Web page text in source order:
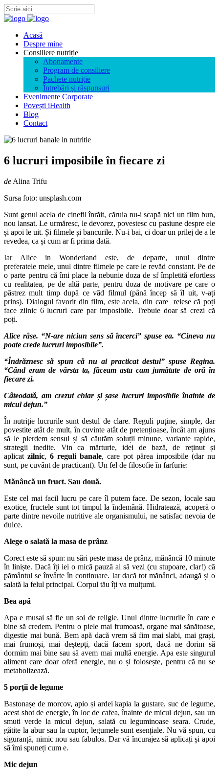
Acasă
Despre mine
Consiliere nutriție
Abonamente
Program de consiliere
Pachete nutriție
Întrebări și răspunsuri
Evenimente Corporate
Povești iHealth
Blog
Contact
6 lucruri imposibile în fiecare zi
de Alina Trifu
Sursa foto: unsplash.com
Sunt genul acela de cinefil înrăit, căruia nu-i scapă nici un film bun,
nou lansat. Le urmăresc, le devorez, povestesc cu pasiune despre ele
și apoi le uit. Și filmele și bancurile. Nu-i bai, ci doar un prilej de a le
revedea, ca și cum ar fi prima dată.
Iar Alice in Wonderland este, de departe, unul dintre
preferatele mele, unul dintre filmele pe care le revăd constant. Pe de
o parte pentru că îmi place la nebunie doza de sf împletită efortless
cu realitatea, pe de altă parte, pentru doza de motivare pe care o
păstrez mult timp după ce văd filmul (până încep să îl uit, v-ați
prins). Dialogul favorit din film, este acela, din care reiese că poți
face zilnic 6 lucruri care par imposibile. Trebuie doar să crezi că
poți.
Alice râse. “N-are niciun sens să încerci” spuse ea. “Cineva nu
poate crede lucruri imposibile”.
“Îndrăznesc să spun că nu ai practicat destul” spuse Regina.
“Când eram de vârsta ta, făceam asta cam jumătate de oră în
fiecare zi.
Câteodată, am crezut chiar și șase lucruri imposibile înainte de
micul dejun.”
În nutriție lucrurile sunt destul de clare. Reguli puține, simple, dar
povestite atât de mult, în cuvinte atât de pretențioase, încât am ajuns
să le pierdem sensul și să căutăm soluții minune, variante rapide,
strategii inedite. Vin ca mărturie, idei de bază, de reținut și
aplicat zilnic, 6 reguli banale, care pot părea imposibile (dar nu
sunt, pe cuvânt de practicant). Un fel de filosofie în farfurie:
Mănâncă un fruct. Sau două.
Este cel mai facil lucru pe care îl putem face. De sezon, locale sau
exotice, fructele sunt tot timpul la îndemână. Hidratează, acoperă o
parte dintre nevoile nutritive ale organismului, ne satisfac nevoia de
dulce.
Alege o salată la masa de prânz
Corect este să spun: nu sări peste masa de prânz, mănâncă 10 minute
în liniște. Dacă îți iei o mică pauză ai să vezi (cu stupoare, clar!) că
pământul se învârte în continuare. Iar dacă tot mănânci, adaugă și o
salată la felul principal. Corpul tău îți va mulțumi.
Bea apă
Apa e musai să fie un soi de religie. Unul dintre lucrurile în care e
bine să credem. Pentru o piele mai frumoasă, organe mai sănătoase,
digestie mai bună. Bem apă dacă vrem să fim mai slabi, mai grași,
mai frumoși, mai deștepți, dacă facem sport, dacă ne dorim să
dormim mai bine sau să avem mai multă energie. Apa este singurul
aliment care doar oferă energie, nu o și folosește, pentru că nu se
metabolizează.
5 porții de legume
Bastonașe de morcov, apio și ardei kapia la gustare, suc de legume,
acest shot de energie, în loc de cafea, înainte de micul dejun, sau un
smuti verde la micul dejun, salată cu leguminoase seara. Crude,
gătite la abur sau la cuptor, legumele sunt esențiale. Nu vă spun, cu
siguranță, nimic nou sau fabulos. Dar vă încurajez să aplicați și apoi
să îmi spuneți cum e.
Mic dejun